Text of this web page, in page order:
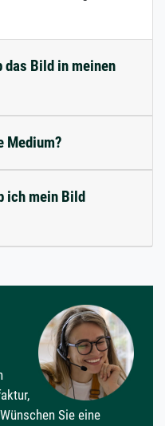
das Bild in meinen
Medium?
ich mein Bild
Sie eine